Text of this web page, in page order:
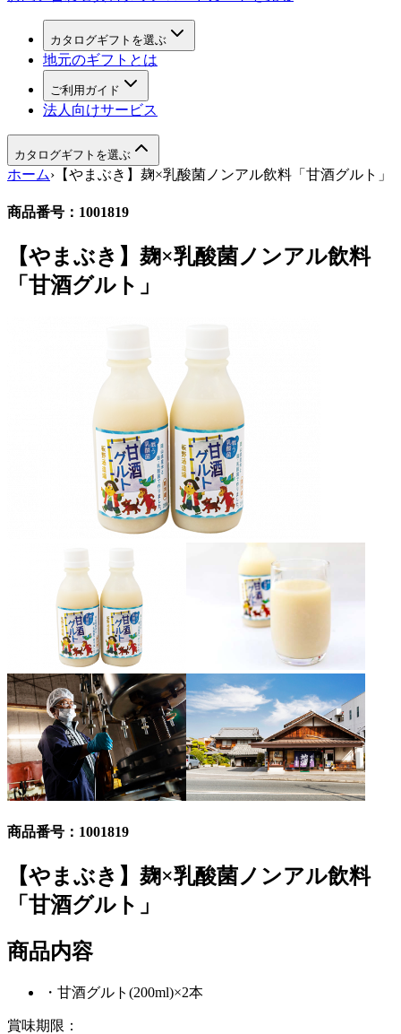
カタログギフトを選ぶ
地元のギフトとは
ご利用ガイド
法人向けサービス
カタログギフトを選ぶ
ホーム› 【やまぶき】麹×乳酸菌ノンアル飲料「甘酒グルト」
商品番号： 1001819
【やまぶき】麹×乳酸菌ノンアル飲料
「甘酒グルト」
商品番号： 1001819
【やまぶき】麹×乳酸菌ノンアル飲料
「甘酒グルト」
商品内容
・甘酒グルト(200ml)×2本
賞味期限：